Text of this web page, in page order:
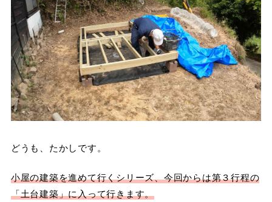
どうも、たかしです。
小屋の建築を進めて行くシリーズ、今回からは第３行程の
「土台建築」に入って行きます。